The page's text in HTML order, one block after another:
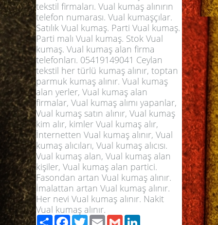
tekstil firmaları. Vual kumaş alınırın
telefon numarası. Vual kumaşçılar.
Satılık Vual kumaş. Parti Vual kumaş.
Parti malı Vual kumaş. Stok Vual
kumaş. Vual kumaş alan firma
telefonları. 05419149041 Ceylan
tekstil her türlü kumaş alınır, toptan
parmuk kumaş alınır. Vual kumaş
alan yerler, Vual kumaş alan
firmalar, Vual kumaş alımı yapanlar,
Vual kumaş satın alınır, Vual kumaş
kim alır, kimler Vual kumaş alır,
İnternetten Vual kumaş alınır, Vual
kumaş alıcıları, Vual kumaş alıcısı.
Vual kumaş alan, Vual kumaş alan
kişiler, Vual kumaş alan partici.
Fasondan artan Vual kumaş alınır.
İmalattan artan Vual kumaş alınır.
Her nevi Vual kumaş alınır. Nakit
Vual kumaş alınır.
PaylaşFacebook
TwitterEmailGmail